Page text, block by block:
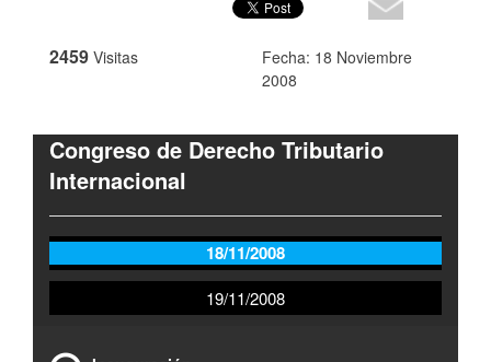
2459 Visitas
Fecha: 18 Noviembre
2008
Congreso de Derecho Tributario
Internacional
18/11/2008
19/11/2008